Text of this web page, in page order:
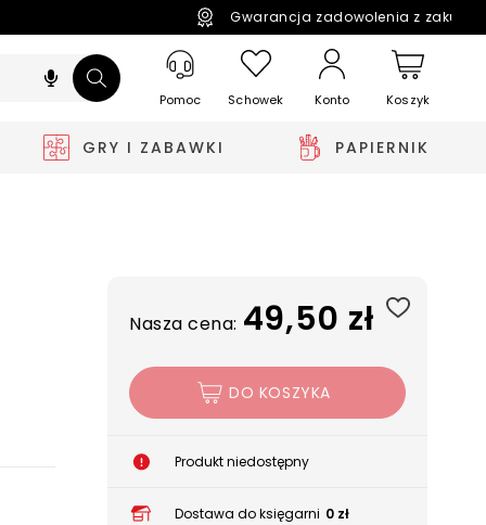
Gwarancja zadowolenia z
Pomoc Schowek Konto Koszyk
GRY I ZABAWKI PAPIERNIK
Nasza cena: 49,50 zł
DO KOSZYKA
Produkt niedostępny
Dostawa do księgarni 0 zł